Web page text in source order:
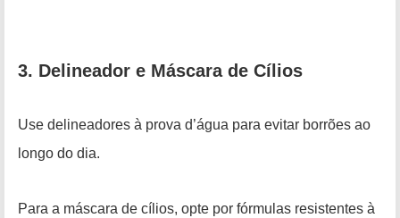
3. Delineador e Máscara de Cílios
Use delineadores à prova d’água para evitar borrões ao
longo do dia.
Para a máscara de cílios, opte por fórmulas resistentes à